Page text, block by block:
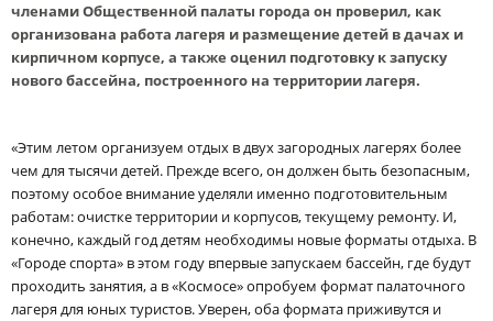
членами Общественной палаты города он проверил, как
организована работа лагеря и размещение детей в дачах и
кирпичном корпусе, а также оценил подготовку к запуску
нового бассейна, построенного на территории лагеря.
«Этим летом организуем отдых в двух загородных лагерях более
чем для тысячи детей. Прежде всего, он должен быть безопасным,
поэтому особое внимание уделяли именно подготовительным
работам: очистке территории и корпусов, текущему ремонту. И,
конечно, каждый год детям необходимы новые форматы отдыха. В
«Городе спорта» в этом году впервые запускаем бассейн, где будут
проходить занятия, а в «Космосе» опробуем формат палаточного
лагеря для юных туристов. Уверен, оба формата приживутся и